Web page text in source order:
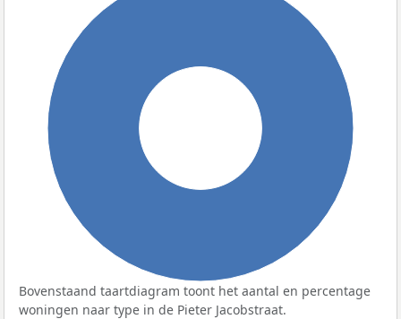
Bovenstaand taartdiagram toont het aantal en percentage
woningen naar type in de Pieter Jacobstraat.